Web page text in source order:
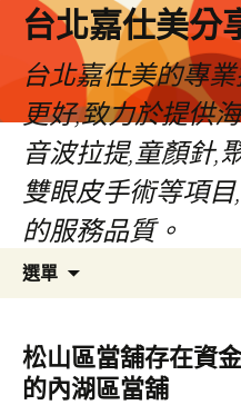
內
台北嘉仕美分
台北嘉仕美的專
更好,致力於提供
音波拉提,童顏針,
雙眼皮手術等項
的服務品質。
選單
松山區當舖存在資
的內湖區當舖